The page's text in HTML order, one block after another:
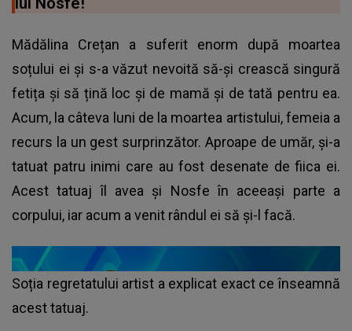
Mădălina Crețan a suferit enorm după moartea
soțului ei și s-a văzut nevoită să-și crească singură
fetița și să țină loc și de mamă și de tată pentru ea.
Acum, la câteva luni de la moartea artistului, femeia a
recurs la un gest surprinzător. Aproape de umăr, și-a
tatuat patru inimi care au fost desenate de fiica ei.
Acest tatuaj îl avea și Nosfe în aceeași parte a
corpului, iar acum a venit rândul ei să și-l facă.
Soția regretatului artist a explicat exact ce înseamnă
acest tatuaj.